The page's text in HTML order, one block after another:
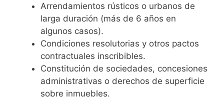
Arrendamientos rústicos o urbanos de
larga duración (más de 6 años en
algunos casos).
Condiciones resolutorias y otros pactos
contractuales inscribibles.
Constitución de sociedades, concesiones
administrativas o derechos de superficie
sobre inmuebles.